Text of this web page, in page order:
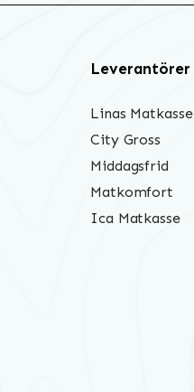
Leverantörer
Linas Matkasse
City Gross
Middagsfrid
Matkomfort
Ica Matkasse